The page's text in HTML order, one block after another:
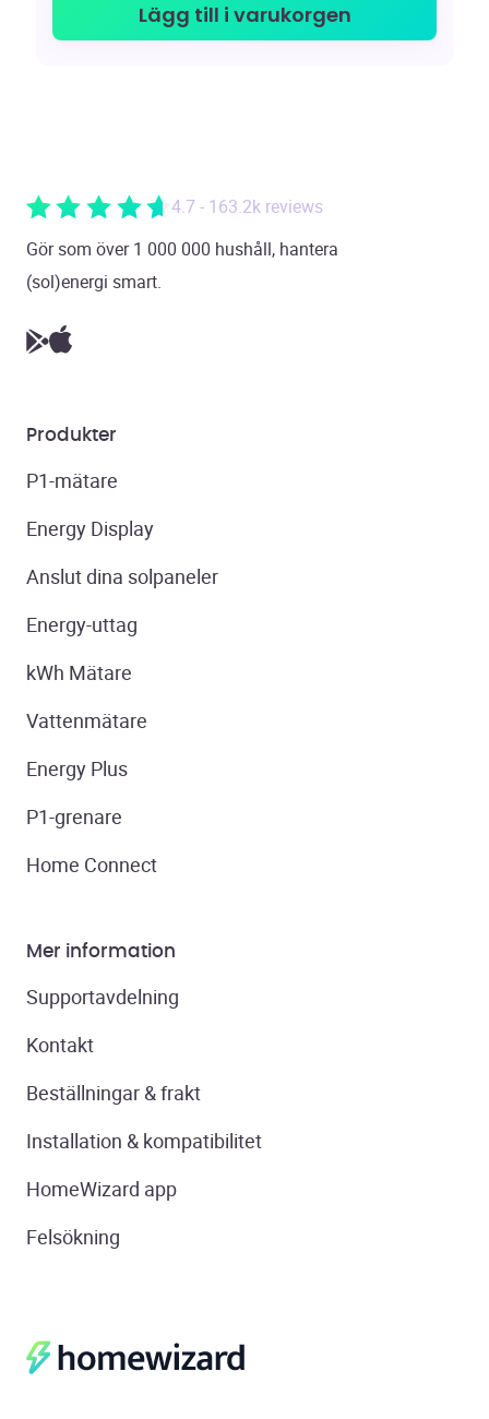
Lägg till i varukorgen
4.7 - 163.2k reviews
Gör som över 1 000 000 hushåll, hantera
(sol)energi smart.
Produkter
P1-mätare
Energy Display
Anslut dina solpaneler
Energy-uttag
kWh Mätare
Vattenmätare
Energy Plus
P1-grenare
Home Connect
Mer information
Supportavdelning
Kontakt
Beställningar & frakt
Installation & kompatibilitet
HomeWizard app
Felsökning